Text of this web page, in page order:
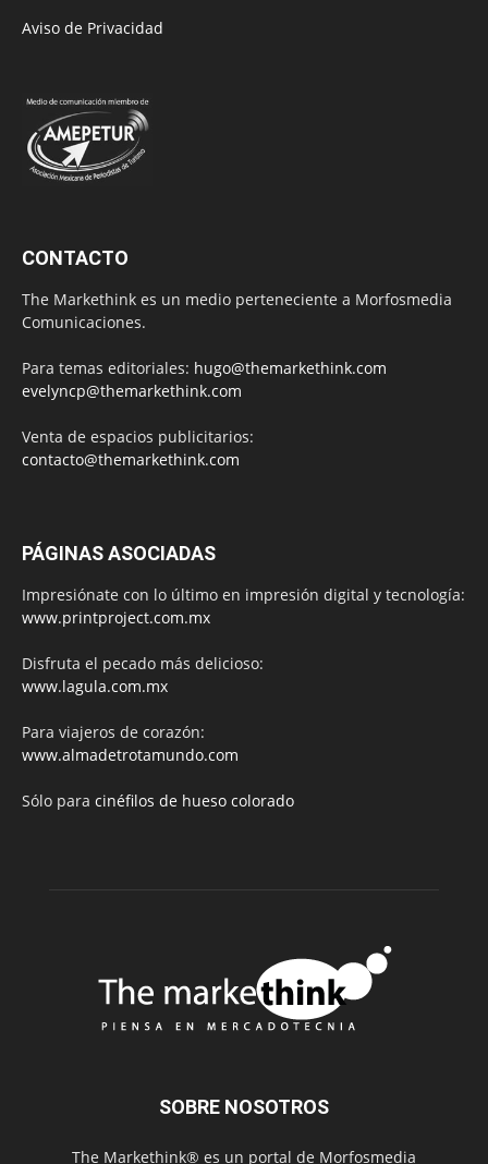
Aviso de Privacidad
CONTACTO
The Markethink es un medio perteneciente a Morfosmedia
Comunicaciones.
Para temas editoriales: hugo@themarkethink.com
evelyncp@themarkethink.com
Venta de espacios publicitarios:
contacto@themarkethink.com
PÁGINAS ASOCIADAS
Impresiónate con lo último en impresión digital y tecnología:
www.printproject.com.mx
Disfruta el pecado más delicioso:
www.lagula.com.mx
Para viajeros de corazón:
www.almadetrotamundo.com
Sólo para cinéfilos de hueso colorado
SOBRE NOSOTROS
The Markethink® es un portal de Morfosmedia